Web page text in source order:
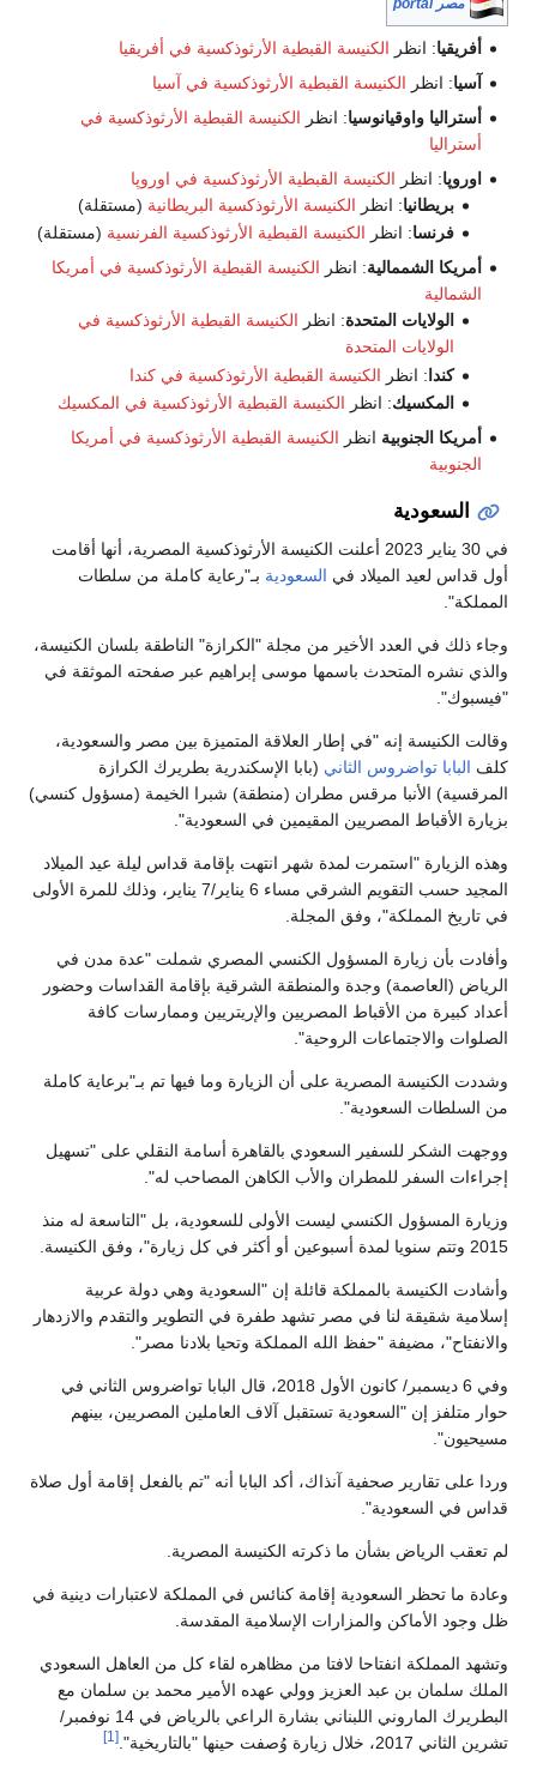
مصر portal
أفريقيا: انظر الكنيسة القبطية الأرثوذكسية في أفريقيا
آسيا: انظر الكنيسة القبطية الأرثوذكسية في آسيا
أستراليا واوقيانوسيا: انظر الكنيسة القبطية الأرثوذكسية في
أستراليا
اوروپا: انظر الكنيسة القبطية الأرثوذكسية في اوروپا
بريطانيا: انظر الكنيسة الأرثوذكسية البريطانية (مستقلة)
فرنسا: انظر الكنيسة القبطية الأرثوذكسية الفرنسية (مستقلة)
أمريكا الشممالية: انظر الكنيسة القبطية الأرثوذكسية في أمريكا
الشمالية
الولايات المتحدة: انظر الكنيسة القبطية الأرثوذكسية في
الولايات المتحدة
كندا : انظر الكنيسة القبطية الأرثوذكسية في كندا
المكسيك: انظر الكنيسة القبطية الأرثوذكسية في المكسيك
أمريكا الجنوبية انظر الكنيسة القبطية الأرثوذكسية في أمريكا
الجنوبية
السعودية
في 30 يناير 2023 أعلنت الكنيسة الأرثوذكسية المصرية، أنها أقامت
أول قداس لعيد الميلاد في السعودية بـ"رعاية كاملة من سلطات
المملكة".
وجاء ذلك في العدد الأخير من مجلة "الكرازة" الناطقة بلسان الكنيسة،
والذي نشره المتحدث باسمها موسى إبراهيم عبر صفحته الموثقة في
"فيسبوك".
وقالت الكنيسة إنه "في إطار العلاقة المتميزة بين مصر والسعودية،
كلف البابا تواضروس الثاني (بابا الإسكندرية بطريرك الكرازة
المرقسية) الأنبا مرقس مطران (منطقة) شبرا الخيمة (مسؤول كنسي)
بزيارة الأقباط المصريين المقيمين في السعودية".
وهذه الزيارة "استمرت لمدة شهر انتهت بإقامة قداس ليلة عيد الميلاد
المجيد حسب التقويم الشرقي مساء 6 يناير/7 يناير، وذلك للمرة الأولى
في تاريخ المملكة"، وفق المجلة.
وأفادت بأن زيارة المسؤول الكنسي المصري شملت "عدة مدن في
الرياض (العاصمة) وجدة والمنطقة الشرقية بإقامة القداسات وحضور
أعداد كبيرة من الأقباط المصريين والإريتريين وممارسات كافة
الصلوات والاجتماعات الروحية".
وشددت الكنيسة المصرية على أن الزيارة وما فيها تم بـ"برعاية كاملة
من السلطات السعودية".
ووجهت الشكر للسفير السعودي بالقاهرة أسامة النقلي على "تسهيل
إجراءات السفر للمطران والأب الكاهن المصاحب له".
وزيارة المسؤول الكنسي ليست الأولى للسعودية، بل "التاسعة له منذ
2015 وتتم سنويا لمدة أسبوعين أو أكثر في كل زيارة"، وفق الكنيسة.
وأشادت الكنيسة بالمملكة قائلة إن "السعودية وهي دولة عربية
إسلامية شقيقة لنا في مصر تشهد طفرة في التطوير والتقدم والازدهار
والانفتاح"، مضيفة "حفظ الله المملكة وتحيا بلادنا مصر".
وفي 6 ديسمبر/ كانون الأول 2018، قال البابا تواضروس الثاني في
حوار متلفز إن "السعودية تستقبل آلاف العاملين المصريين، بينهم
مسيحيون".
وردا على تقارير صحفية آنذاك، أكد البابا أنه "تم بالفعل إقامة أول صلاة
قداس في السعودية".
لم تعقب الرياض بشأن ما ذكرته الكنيسة المصرية.
وعادة ما تحظر السعودية إقامة كنائس في المملكة لاعتبارات دينية في
ظل وجود الأماكن والمزارات الإسلامية المقدسة.
وتشهد المملكة انفتاحا لافتا من مظاهره لقاء كل من العاهل السعودي
الملك سلمان بن عبد العزيز وولي عهده الأمير محمد بن سلمان مع
البطريرك الماروني اللبناني بشارة الراعي بالرياض في 14 نوفمبر/
تشرين الثاني 2017، خلال زيارة وُصفت حينها "بالتاريخية".
[1]